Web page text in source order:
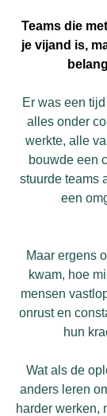
Teams die
je vijand is,
Er was een
alles onder
werkte, alle
bouwde een
stuurde teams
een
Maar ergens
kwam, hoe
mensen
onrust en
hun
Wat als de
anders leren
harder werken,